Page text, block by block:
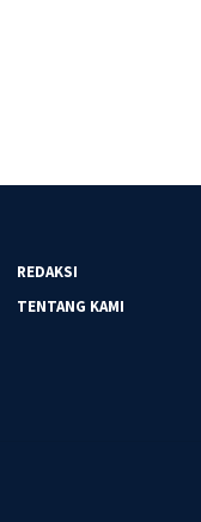
REDAKSI
TENTANG KAMI